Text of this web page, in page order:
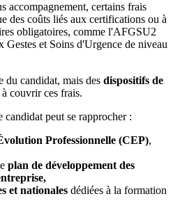
accompagnement, certains frais
des coûts liés aux certifications ou à
obligatoires, comme l'AFGSU2
et Soins d'Urgence de niveau
du candidat, mais des dispositifs de
couvrir ces frais.
peut se rapprocher :
Professionnelle (CEP),
plan de développement des
et nationales dédiées à la formation